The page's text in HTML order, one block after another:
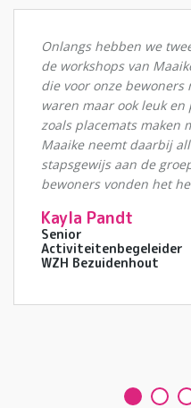
Onlangs hebben we
de workshops van
die voor onze
waren maar ook leuk
zoals placemats maken
Maaike neemt daarbij
stapsgewijs aan de
bewoners vonden het
Kayla Pandt
Senior
Activiteitenbegeleider
WZH Bezuidenhout